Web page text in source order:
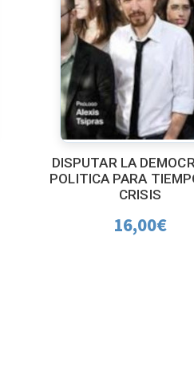
DISPUTAR LA
POLITICA PARA
CRISIS
16,00€